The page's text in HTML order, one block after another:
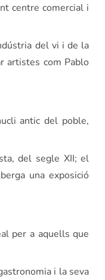
centre comercial i
del vi i de la
artistes com Pablo
antic del poble,
del segle XII; el
una exposició
per a aquells que
i la seva